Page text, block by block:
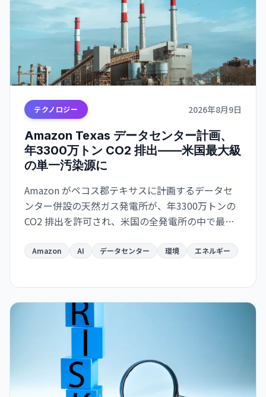
テクノロジー 2026年8月9日
Amazon Texas データセンター計画、
年3300万トン CO2 排出——米国最大級
の単一汚染源に
Amazon がペコス郡テキサスに計画するデータセ
ンター併設の天然ガス発電所が、年3300万トンの
CO2 排出を許可され、米国の全発電所の中で最大
と深刻に矛盾する局面を示唆している。
Amazon AI データセンター 環境 エネルギー